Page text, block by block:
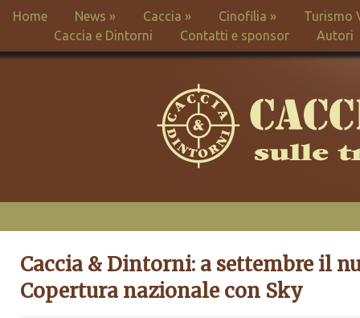
Home News » Caccia » Cinofilia »
Turismo
Caccia e Dintorni
Contatti e sponsor Autori
Caccia & Dintorni: a settembre il
Copertura nazionale con Sky